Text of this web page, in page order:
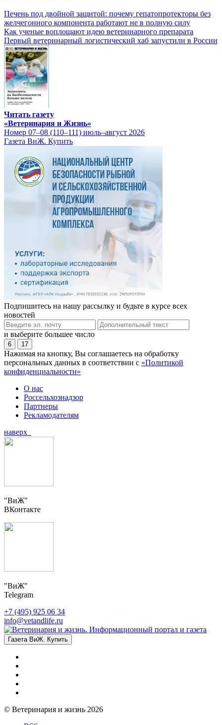
Печень под двойной защитой: почему гепатопротекторы без
желчегонного компонента работают не в полную силу
Как ученые воплощают идею ветеринарного препарата
Первый ветеринарный логистический хаб запустили в России
Читать газету
«Ветеринария и Жизнь»
Номер 07–08 (110–111) июль–август 2026
Газета ВиЖ. Купить
Подпишитесь на нашу рассылку и будьте в курсе всех
новостей
и выберите большее число
6 17
Нажимая на кнопку, Вы соглашаетесь на обработку
персональных данных в соответствии с «Политикой
конфиденциальности»
О нас
Россельхознадзор
Партнеры
Рекламодателям
наверх
"ВиЖ"
ВКонтакте
"ВиЖ"
Telegram
+7 (495) 925 06 34
info@vetandlife.ru
Газета ВиЖ. Купить
© Ветеринария и жизнь 2026